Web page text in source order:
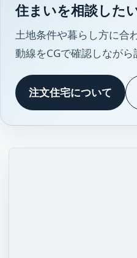
住まいを相談した
土地条件や暮らし方に合
動線をCGで確認しながら
注文住宅について